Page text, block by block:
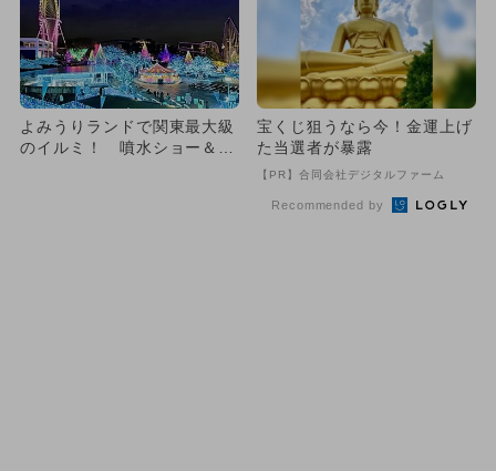
よみうりランドで関東最大級
のイルミ！ 噴水ショー＆新
宝くじ狙うなら今！金運上げ
た当選者が暴露
【PR】合同会社デジタルファーム
Recommended by